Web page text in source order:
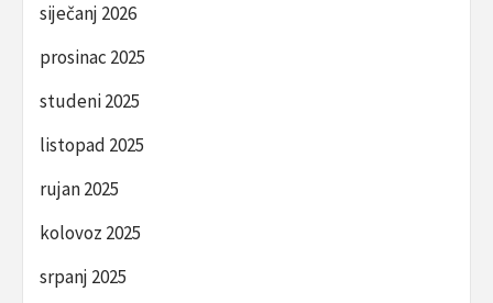
siječanj 2026
prosinac 2025
studeni 2025
listopad 2025
rujan 2025
kolovoz 2025
srpanj 2025